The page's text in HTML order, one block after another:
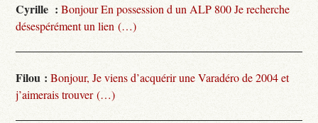
Cyrille : Bonjour En possession d un ALP 800 Je recherche
désespérément un lien (…)
Filou : Bonjour, Je viens d’acquérir une Varadéro de 2004 et
j’aimerais trouver (…)